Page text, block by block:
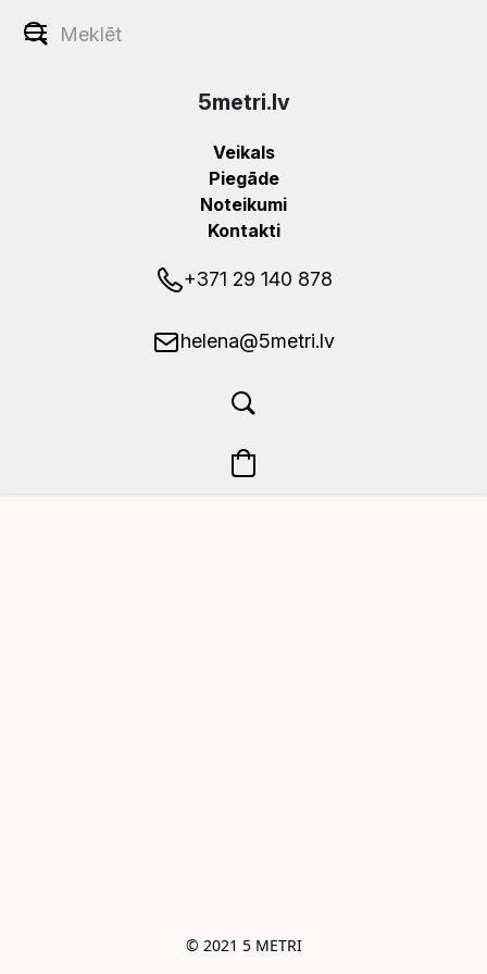
5metri.lv
Veikals
Piegāde
Noteikumi
Kontakti
+371 29 140 878
helena@5metri.lv
© 2021 5 METRI